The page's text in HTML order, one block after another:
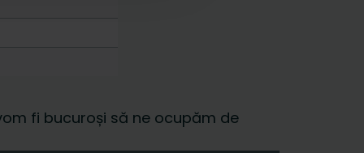
fi bucuroși să ne ocupăm de